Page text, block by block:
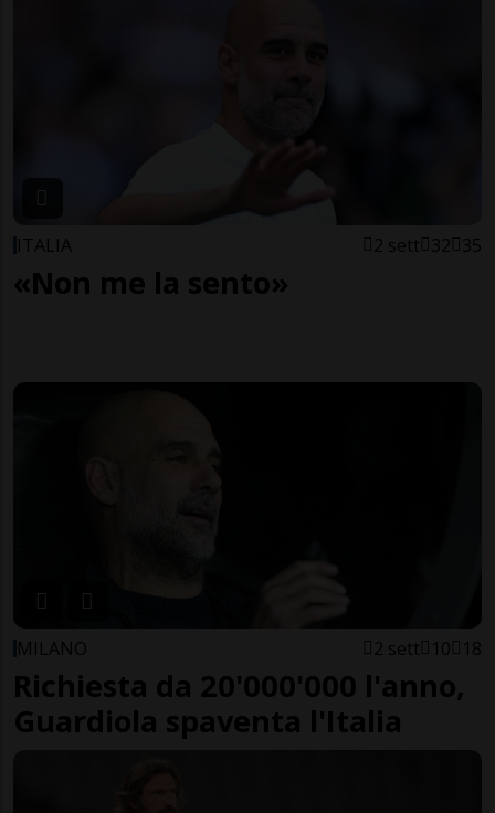
ITALIA 2 sett 32 35
«Non me la sento»
MILANO 2 sett 10 18
Richiesta da 20'000'000 l'anno,
Guardiola spaventa l'Italia